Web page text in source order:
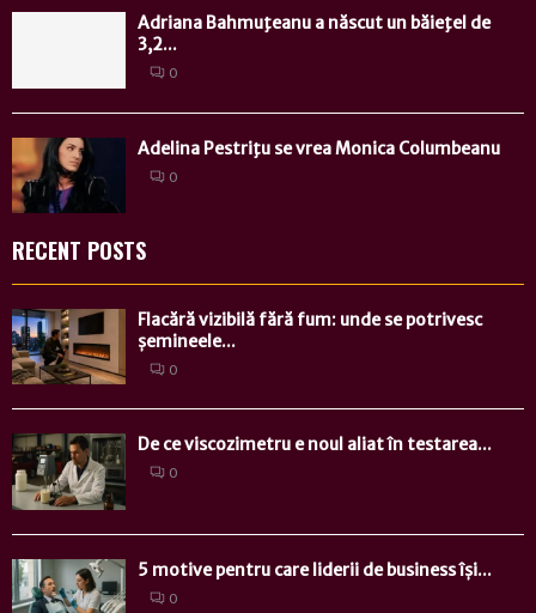
Adriana Bahmuţeanu a născut un băieţel de
3,2...
0
Adelina Pestriţu se vrea Monica Columbeanu
0
RECENT POSTS
Flacără vizibilă fără fum: unde se potrivesc
șemineele...
0
De ce viscozimetru e noul aliat în testarea...
0
5 motive pentru care liderii de business își...
0